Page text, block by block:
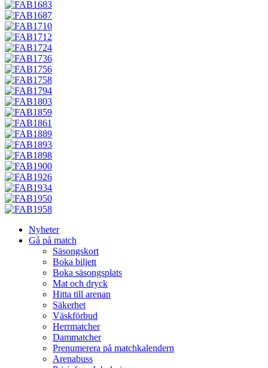
Nyheter
Gå på match
Säsongskort
Boka biljett
Boka säsongsplats
Mat och dryck
Hitta till arenan
Säkerhet
Väskförbud
Herrmatcher
Dammatcher
Prenumerera på matchkalendern
Arenabuss